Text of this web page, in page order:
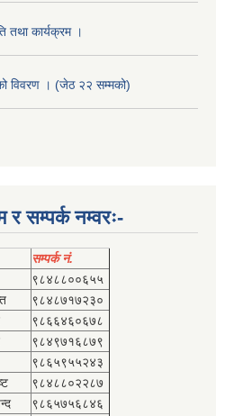
तथा कार्यक्रम ।
विवरण । (जेठ २२ सम्मको)
र सम्पर्क नम्वरः-
सम्पर्क नं.
९८४८८००६५५
९८४८७१७२३०
९८६६४६०६७८
९८४९७१६८७९
९८६५९५५२४३
९८४८८०२२८७
९८६५७५६८४६